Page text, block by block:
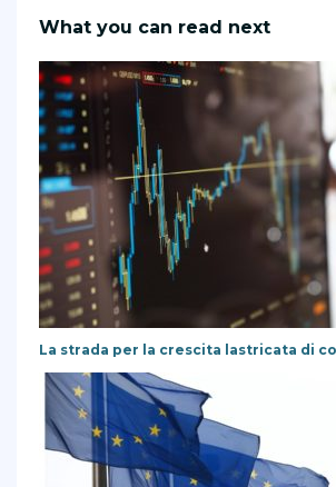
What you can read next
La strada per la crescita lastricata di